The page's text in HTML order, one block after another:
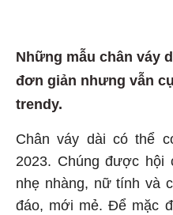
Những mẫu chân váy
đơn giản nhưng vẫn
trendy.
Chân váy dài có thể
2023. Chúng được
nhẹ nhàng, nữ tính và
đáo, mới mẻ. Để mặc